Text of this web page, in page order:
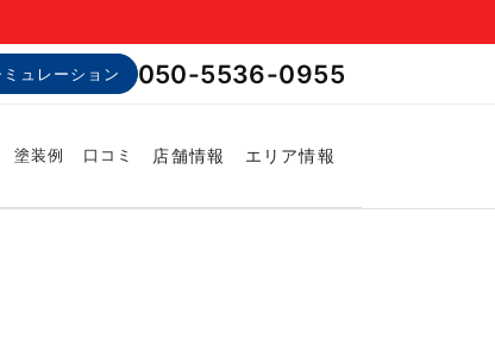
ュレーション 050-5536-0955
塗装例 口コミ 店舗情報 エリア情報